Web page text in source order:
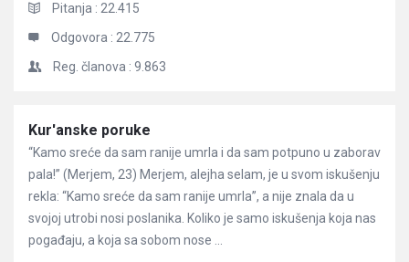
Pitanja : 22.415
Odgovora : 22.775
Reg. članova : 9.863
Članci
Kur'anske poruke
“Kamo sreće da sam ranije umrla i da sam potpuno u zaborav
pala!” (Merjem, 23) Merjem, alejha selam, je u svom iskušenju
rekla: “Kamo sreće da sam ranije umrla”, a nije znala da u
svojoj utrobi nosi poslanika. Koliko je samo iskušenja koja nas
pogađaju, a koja sa sobom nose ...